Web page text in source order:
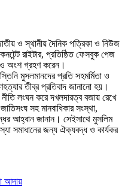
ও স্থানীয় দৈনিক পত্রিকা ও নিউজ
রাইটার, প্রতিষ্ঠিত ফেসবুক পেজ
অংশ গ্রহণ করেন।
মুসলমানদের প্রতি সহমর্মিতা ও
তীব্র প্রতিবাদ জানানো হয়।
লংঘন করে দখলদারত্ব বজায় রেখে
সহ মানবাধিকার সংস্থা,
আহ্বান জানান। সেইসাথে মুসলিম
সমাধানের জন্য ঐক্যবদ্ধ ও কার্যকর
আদায়